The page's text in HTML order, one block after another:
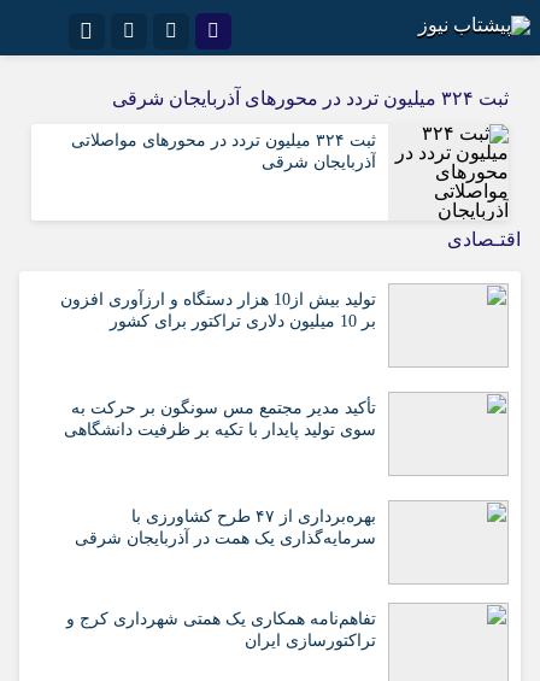
سروش
آپارات رمز عبور
ثبت ۳۲۴ میلیون تردد در محورهای آذربایجان شرقی
ثبت ۳۲۴ میلیون تردد در محورهای مواصلاتی
آذربایجان شرقی
اقتـصادی
تولید بیش از10 هزار دستگاه و ارزآوری افزون
بر 10 میلیون دلاری تراکتور برای کشور
تأکید مدیر مجتمع مس سونگون بر حرکت به
سوی تولید پایدار با تکیه بر ظرفیت دانشگاهی
بهره‌برداری از ۴۷ طرح کشاورزی با
سرمایه‌گذاری یک همت در آذربایجان شرقی
تفاهم‌نامه همکاری یک همتی شهرداری کرج و
تراکتورسازی ایران